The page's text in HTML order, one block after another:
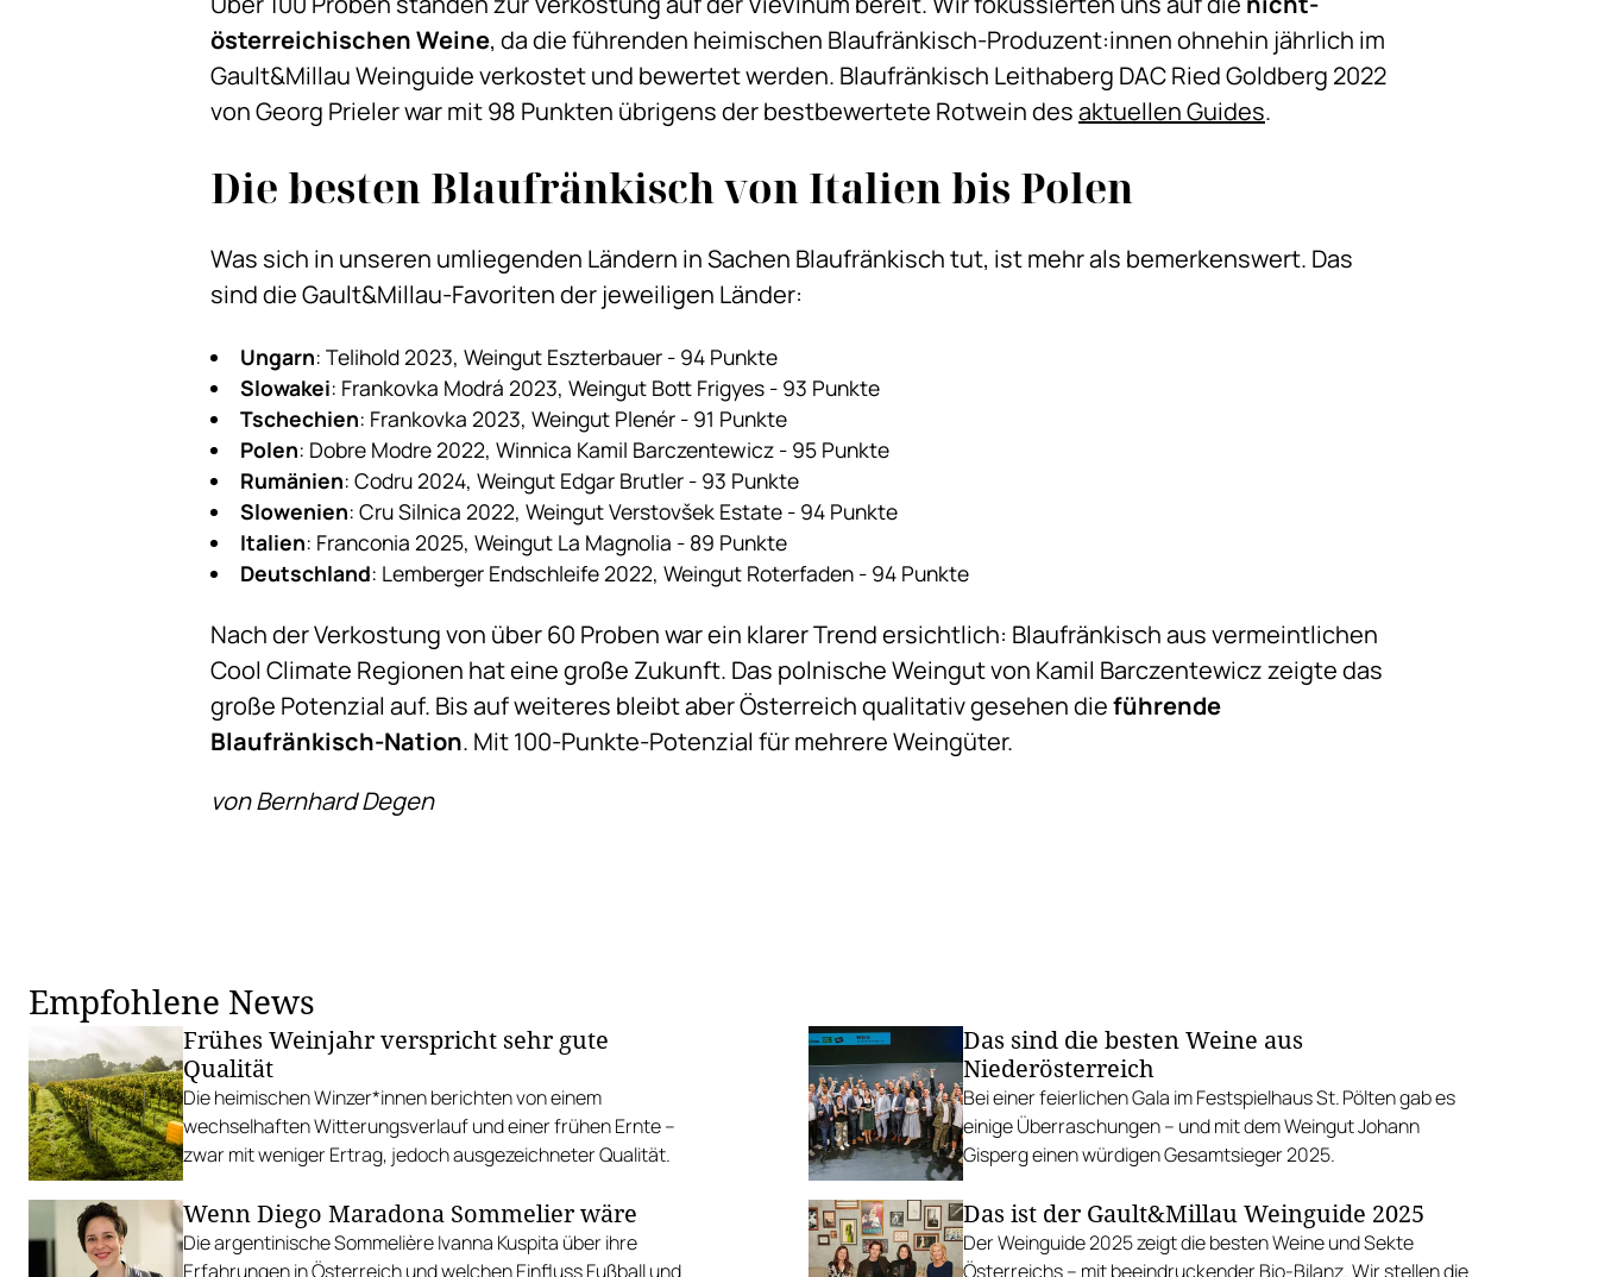
österreichischen Weine, da die führenden heimischen Blaufränkisch-Produzent:innen ohnehin jährlich im
Gault&Millau Weinguide verkostet und bewertet werden. Blaufränkisch Leithaberg DAC Ried Goldberg 2022
von Georg Prieler war mit 98 Punkten übrigens der bestbewertete Rotwein desaktuellen Guides.
Die besten Blaufränkisch von Italien bis Polen
Was sich in unseren umliegenden Ländern in Sachen Blaufränkisch tut, ist mehr als bemerkenswert. Das
sind die Gault&Millau-Favoriten der jeweiligen Länder:
Ungarn: Telihold 2023, Weingut Eszterbauer - 94 Punkte
Slowakei: Frankovka Modrá 2023, Weingut Bott Frigyes - 93 Punkte
Tschechien: Frankovka 2023, Weingut Plenér - 91 Punkte
Polen: Dobre Modre 2022, Winnica Kamil Barczentewicz - 95 Punkte
Rumänien: Codru 2024, Weingut Edgar Brutler - 93 Punkte
Slowenien: Cru Silnica 2022, Weingut Verstovšek Estate - 94 Punkte
Italien: Franconia 2025, Weingut La Magnolia - 89 Punkte
Deutschland: Lemberger Endschleife 2022, Weingut Roterfaden - 94 Punkte
Nach der Verkostung von über 60 Proben war ein klarer Trend ersichtlich: Blaufränkisch aus vermeintlichen
Cool Climate Regionen hat eine große Zukunft. Das polnische Weingut von Kamil Barczentewicz zeigte das
große Potenzial auf. Bis auf weiteres bleibt aber Österreich qualitativ gesehen dieführende
Blaufränkisch-Nation. Mit 100-Punkte-Potenzial für mehrere Weingüter.
von Bernhard Degen
Empfohlene News
Frühes Weinjahr verspricht sehr gute
Qualität
Die heimischen Winzer*innen berichten von einem
wechselhaften Witterungsverlauf und einer frühen Ernte –
zwar mit weniger Ertrag, jedoch ausgezeichneter Qualität.
Das sind die besten Weine aus
Niederösterreich
Bei einer feierlichen Gala im Festspielhaus St. Pölten gab es
einige Überraschungen – und mit dem Weingut Johann
Gisperg einen würdigen Gesamtsieger 2025.
Wenn Diego Maradona Sommelier wäre
Die argentinische Sommelière Ivanna Kuspita über ihre
Erfahrungen in Österreich und welchen Einfluss Fußball und
Das ist der Gault&Millau Weinguide 2025
Der Weinguide 2025 zeigt die besten Weine und Sekte
Österreichs – mit beeindruckender Bio-Bilanz. Wir stellen die